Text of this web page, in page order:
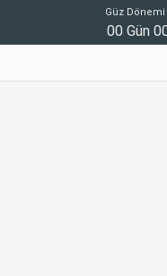
Güz Dönemi
00 Gün